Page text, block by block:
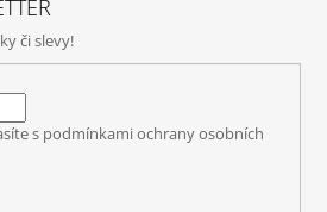
či slevy!
s podmínkami ochrany osobních